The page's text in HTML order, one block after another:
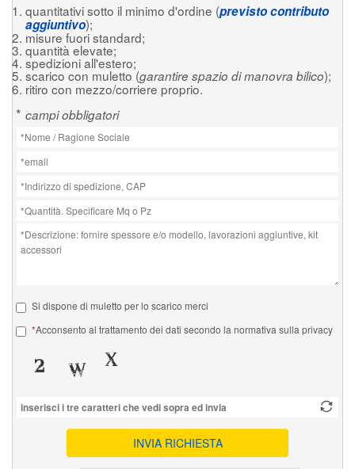
quantitativi sotto il minimo d'ordine (previsto contributo
aggiuntivo);
misure fuori standard;
quantità elevate;
spedizioni all'estero;
scarico con muletto (garantire spazio di manovra bilico);
ritiro con mezzo/corriere proprio.
*campi obbligatori
Si dispone di muletto per lo scarico merci
Acconsento al trattamento dei dati secondo la normativa sulla privacy
INVIA RICHIESTA